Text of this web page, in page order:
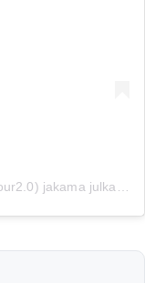
Henkilön CHLOE AMOUR (@realchloeamour2.0) jakama julkaisu